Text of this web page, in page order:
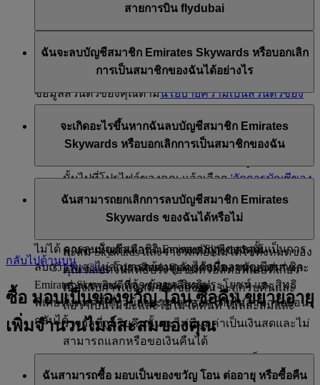
สายการบิน flydubai
flydubai เพื่อให้คุณได้รับจดหมายข่าวดังกล่าว และสาย
การบิน flydubai จะเป็นผู้รับผิดชอบในการประมวลผล
ข้อมูลส่วนตัวของคุณตามนโยบายความเป็นส่วนตัวของ
ฉันจะลบบัญชีสมาชิก Emirates Skywards หรือบอกเลิก
การเป็นสมาชิกของฉันได้อย่างไร
เลิกการเป็นสมาชิกของคุณได้ทุกเมื่อผ่านช่องทางต่อไปนี้
นั้นไปที่โปรไฟล์ของคุณ แล้วเลือก 'จัดการบัญชีของ
ฉัน' และคุณจะพบตัวเลือกในการลบบัญชีของคุณ
แอป Emirates: ไปที่หน้า Skywards จากนั้นแตะที่จุด
คุณจะเห็นตัวเลือกในการลบบัญชีของคุณ
Live Chat: โปรดติดต่อพูดคุยกับทีมงานของเรา และ
พวกเขายินดีที่จะช่วยเหลือคุณ
จะเกิดอะไรขึ้นหากฉันลบบัญชีสมาชิก Emirates
Skywards หรือบอกเลิกการเป็นสมาชิกของฉัน
เลิกการเป็นสมาชิกของคุณ โปรดทราบว่า:
สะสม Skywards และรางวัลที่ยังไม่ได้ใช้ทั้งหมดของ
คุณ ตลอดจนสิทธิประโยชน์หรือสิทธิพิเศษที่เกี่ยว
เนื่องกับการเป็นสมาชิกของคุณ จะถูกริบคืนและ
ถือว่าเป็นโมฆะและใช้ไม่ได้ทันที ไมล์สะสมและ
รางวัลที่ถูกริบคึนนั้นจะไม่มีมูลค่าเป็นเงินสดและไม่
สามารถแลกหรือขอเงินคืนได้
Skywards+ อยู่ สถานะของคุณจะถูกยกเลิกโดยไม่มี
ฉันสามารถยกเลิกการลบบัญชีสมาชิก Emirates
Skywards ของฉันได้หรือไม่
ไม่ได้ การลบบัญชีสมาชิก Emirates Skywards นั้นเป็นการ
ลบถาวรและไม่สามารถย้อนกลับได้ เมื่อลบบัญชีสมาชิก
Emirates Skywards แล้ว ข้อมูล สิทธิประโยชน์ และสิทธิ
พิเศษทั้งหมดที่เกี่ยวข้องจะถูกลบออกโดยไม่สามารถย้อน
กลับได้
กลับไปด้านบน
ซื้อ มอบเป็นของขวัญ โอน ซื้อคืน ขยายอายุ
เพิ่มจำนวนไมล์สะสมของคุณ
ฉันสามารถซื้อ มอบเป็นของขวัญ โอน ต่ออายุ หรือซื้อคืน